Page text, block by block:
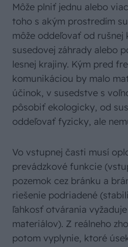
Môže plniť jednu alebo
toho s akým prostredím
môže oddeľovať od rušnej
susedovej záhrady alebo
lesnej krajiny. Kým pred
komunikáciou by malo
účinok, v susedstve s
pôsobiť ekologicky, od
oddeľovať fyzicky, ale
Vo vstupnej časti musí
prevádzkové funkcie
pozemok cez bránku a
riešenie podriadené
ľahkosť otvárania
materiálov). Z reálneho
potom vyplynie, ktoré